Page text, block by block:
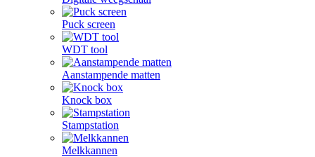
Puck screen
WDT tool
Aanstampende matten
Knock box
Stampstation
Melkkannen